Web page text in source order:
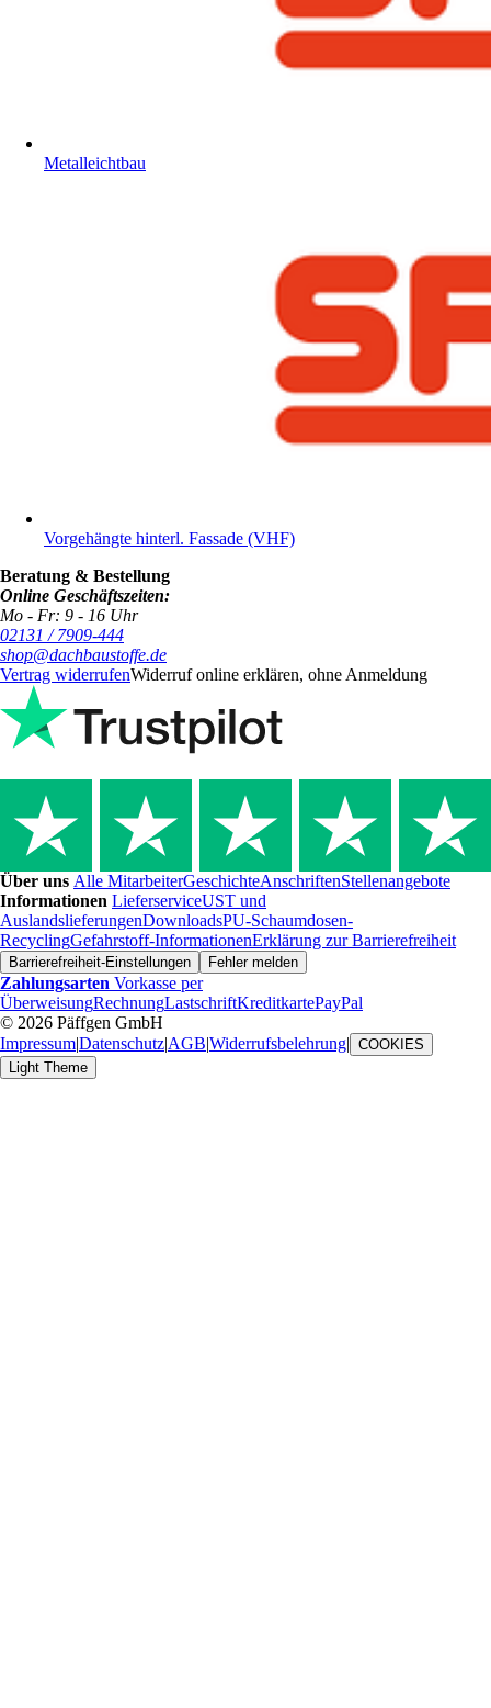
Metalleichtbau
Vorgehängte hinterl. Fassade (VHF)
Beratung & Bestellung
Online Geschäftszeiten:
Mo - Fr: 9 - 16 Uhr
02131 / 7909-444
shop@dachbaustoffe.de
Vertrag widerrufenWiderruf online erklären, ohne Anmeldung
Über uns Alle MitarbeiterGeschichteAnschriftenStellenangebote
Informationen LieferserviceUST und
AuslandslieferungenDownloadsPU-Schaumdosen-
RecyclingGefahrstoff-InformationenErklärung zur Barrierefreiheit
Barrierefreiheit-Einstellungen Fehler melden
Zahlungsarten Vorkasse per
ÜberweisungRechnungLastschriftKreditkartePayPal
© 2026 Päffgen GmbH
Impressum|Datenschutz|AGB|Widerrufsbelehrung| COOKIES
Light Theme